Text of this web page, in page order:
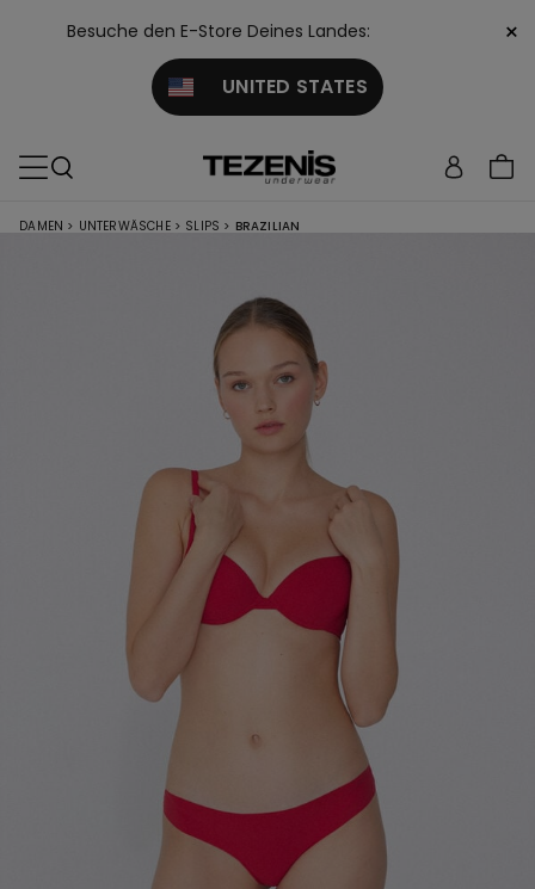
Besuche den E-Store Deines Landes:
UNITED STATES
×
DAMEN > UNTERWÄSCHE > SLIPS > BRAZILIAN